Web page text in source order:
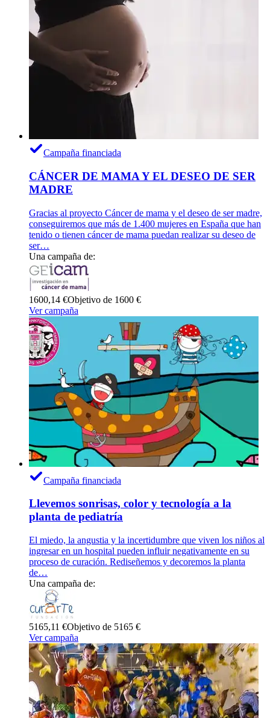
Campaña financiada
CÁNCER DE MAMA Y EL DESEO DE SER
MADRE
Gracias al proyecto Cáncer de mama y el deseo de ser madre,
conseguiremos que más de 1.400 mujeres en España que han
tenido o tienen cáncer de mama puedan realizar su deseo de
ser…
Una campaña de:
1600,14 €Objetivo de 1600 €
Ver campaña
Campaña financiada
Llevemos sonrisas, color y tecnología a la
planta de pediatría
El miedo, la angustia y la incertidumbre que viven los niños al
ingresar en un hospital pueden influir negativamente en su
proceso de curación. Rediseñemos y decoremos la planta
de…
Una campaña de:
5165,11 €Objetivo de 5165 €
Ver campaña